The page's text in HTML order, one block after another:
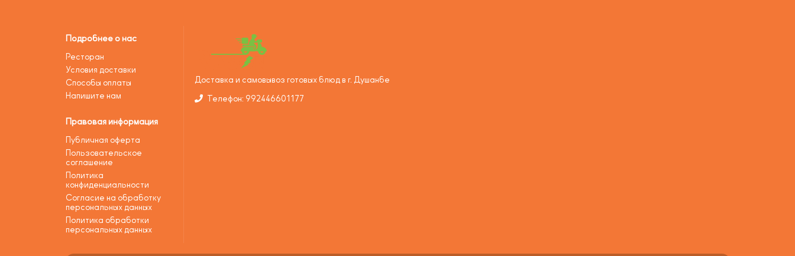
Подробнее о нас
Ресторан
Условия доставки
Способы оплаты
Напишите нам
Правовая информация
Публичная оферта
Пользовательское
соглашение
Политика
конфиденциальности
Согласие на обработку
персональных данных
Политика обработки
персональных данных
Доставка и самовывоз готовых блюд в г. Душанбе
Телефон: 992446601177